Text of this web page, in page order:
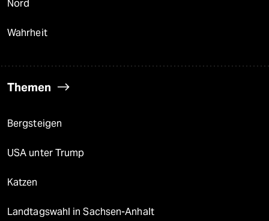
Nord
Wahrheit
Themen
Bergsteigen
USA unter Trump
Katzen
Landtagswahl in Sachsen-Anhalt